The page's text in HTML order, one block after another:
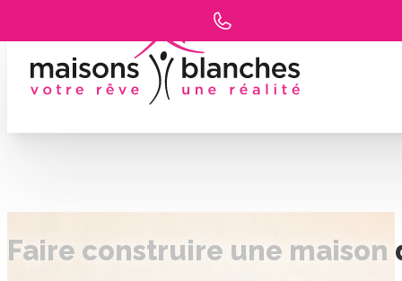
Faire construire une maison